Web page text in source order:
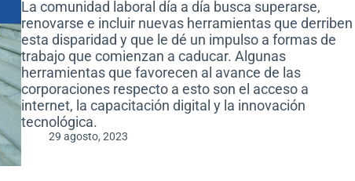
La comunidad laboral día a día busca superarse,
renovarse e incluir nuevas herramientas que derriben
esta disparidad y que le dé un impulso a formas de
trabajo que comienzan a caducar. Algunas
herramientas que favorecen al avance de las
corporaciones respecto a esto son el acceso a
internet, la capacitación digital y la innovación
tecnológica.
29 agosto, 2023